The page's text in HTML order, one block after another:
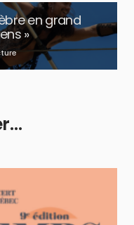
en grand
»